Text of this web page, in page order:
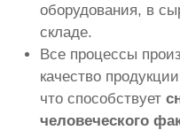
оборудования, в
складе.
Все процессы
качество
что способствует
человеческого